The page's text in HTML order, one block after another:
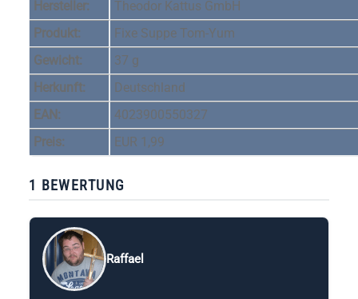
Hersteller:
Theodor Kattus GmbH
Produkt:
Fixe Suppe Tom-Yum
Gewicht:
37 g
Herkunft:
Deutschland
EAN:
4023900550327
Preis:
EUR 1,99
1 BEWERTUNG
Raffael